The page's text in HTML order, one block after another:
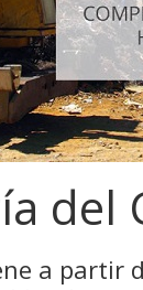
del
a partir